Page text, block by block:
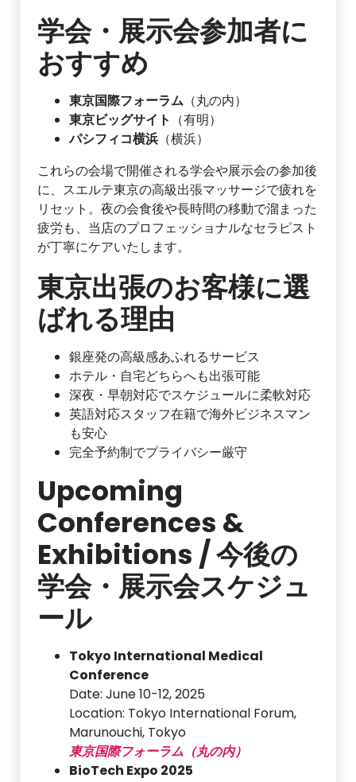
学会・展示会参加者に
おすすめ
東京国際フォーラム （丸の内）
東京ビッグサイト （有明）
パシフィコ横浜 （横浜）
これらの会場で開催される学会や展示会の参加後
に、スエルテ東京の高級出張マッサージで疲れを
リセット。夜の会食後や長時間の移動で溜まった
疲労も、当店のプロフェッショナルなセラピスト
が丁寧にケアいたします。
東京出張のお客様に選
ばれる理由
銀座発の高級感あふれるサービス
ホテル・自宅どちらへも出張可能
深夜・早朝対応でスケジュールに柔軟対応
英語対応スタッフ在籍で海外ビジネスマン
も安心
完全予約制でプライバシー厳守
Upcoming
Conferences &
Exhibitions / 今後の
学会・展示会スケジュ
ール
Tokyo International Medical
Conference
Date: June 10-12, 2025
Location: Tokyo International Forum,
Marunouchi, Tokyo
東京国際フォーラム（丸の内）
BioTech Expo 2025